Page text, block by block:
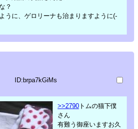
？
うに、ゲロリーナも治まりますように(-
ID:brpa7kGiMs
>>2790 トムの猫下僕
さん
有難う御座いますお久